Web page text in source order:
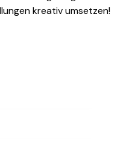
kreativ umsetzen!